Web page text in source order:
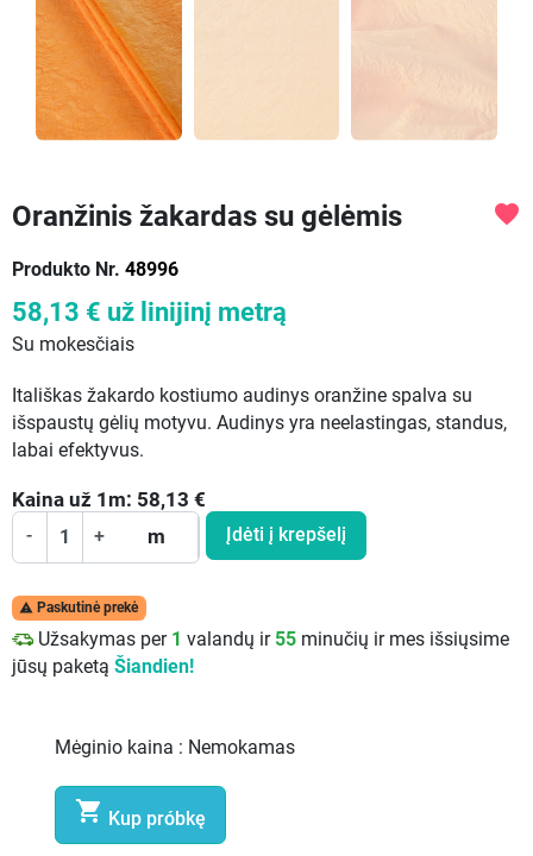
Oranžinis žakardas su gėlėmis
Produkto Nr. 48996
favorite
58,13 € už linijinį metrą
Su mokesčiais
Itališkas žakardo kostiumo audinys oranžine spalva su
išspaustų gėlių motyvu. Audinys yra neelastingas, standus,
labai efektyvus.
Kaina už 1 m: 58,13 €
- + m Įdėti į krepšelį
 Paskutinė prekė
Užsakymas per 1 valandų ir 55 minučių ir mes išsiųsime
jūsų paketą Šiandien!
Mėginio kaina : Nemokamas
 Kup próbkę